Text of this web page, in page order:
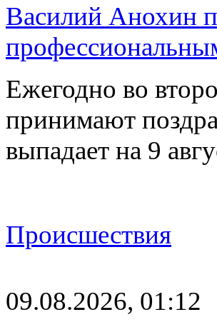
Василий Анохин
Ежегодно во
принимают
выпадает на 9
Происшествия
09.08.2026, 01:12